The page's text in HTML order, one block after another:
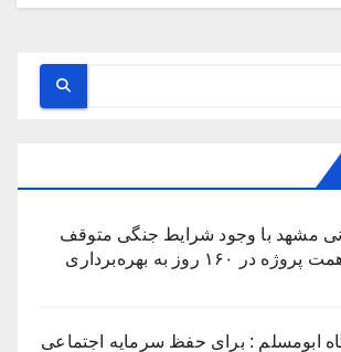
مشهد با وجود شرایط جنگی متوقف
نشد؛ بیش از ۷ همت پروژه در ۱۶۰ روز به بهره‌برداری
ابومسلم : برای حفظ سرمایه اجتماعی